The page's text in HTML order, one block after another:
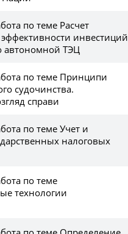
по теме Расчет
инвестиций
автономной ТЭЦ
по теме Принципи
судочинства.
справи
по теме Учет и
налоговых
по теме
технологии